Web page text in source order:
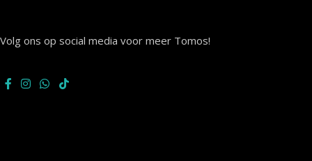
Volg ons op social media voor meer Tomos!